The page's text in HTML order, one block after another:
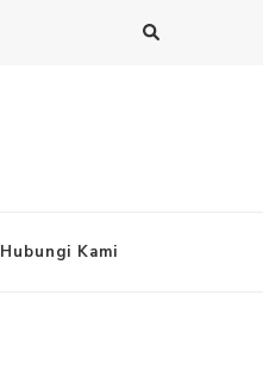
Hubungi Kami